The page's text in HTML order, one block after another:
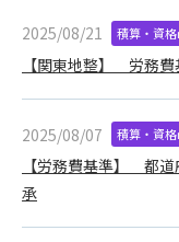
2025/08/21 積算・資
【関東地整】 労務
2025/08/07 積算・資
【労務費基準】 都
承
問合せ、クレーム
場合、当該会員は
3. 本サービスにおい
取引に起因する損
する損害について
停電や天災等の不可